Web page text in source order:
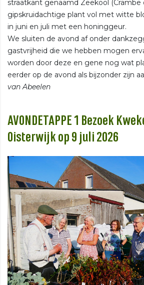
straatkant genaamd Zeekool (Crambe
gipskruidachtige plant vol met witte
in juni en juli met een honinggeur.
We sluiten de avond af onder
gastvrijheid die we hebben mogen
worden door deze en gene nog wat
eerder op de avond als bijzonder zijn
van Abeelen
AVONDETAPPE 1 Bezoek
Oisterwijk op 9 juli 2026